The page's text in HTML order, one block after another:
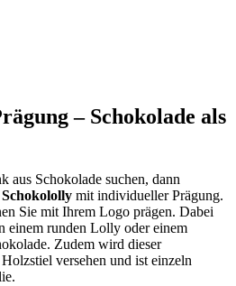
– Schokolade als
aus Schokolade suchen, dann
Schokololly mit individueller Prägung.
Sie mit Ihrem Logo prägen. Dabei
einem runden Lolly oder einem
Zudem wird dieser
versehen und ist einzeln